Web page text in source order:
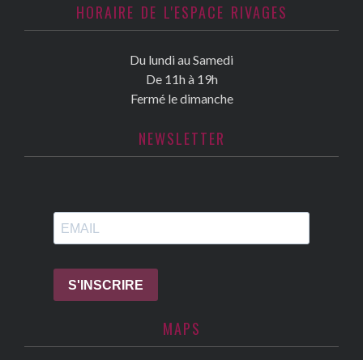
HORAIRE DE L'ESPACE RIVAGES
Du lundi au Samedi
De 11h à 19h
Fermé le dimanche
NEWSLETTER
MAPS